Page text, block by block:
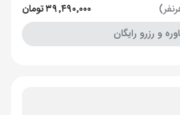
۳۹٬۴۹۰٬۰۰۰ تومان
و رزرو رایگان